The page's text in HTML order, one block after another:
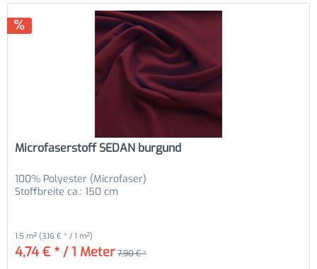
Microfaserstoff SEDAN burgund
100% Polyester (Microfaser)
Stoffbreite ca.: 150 cm
1.5 m² (3,16 € * / 1 m²)
4,74 € * / 1 Meter 7,90 € *